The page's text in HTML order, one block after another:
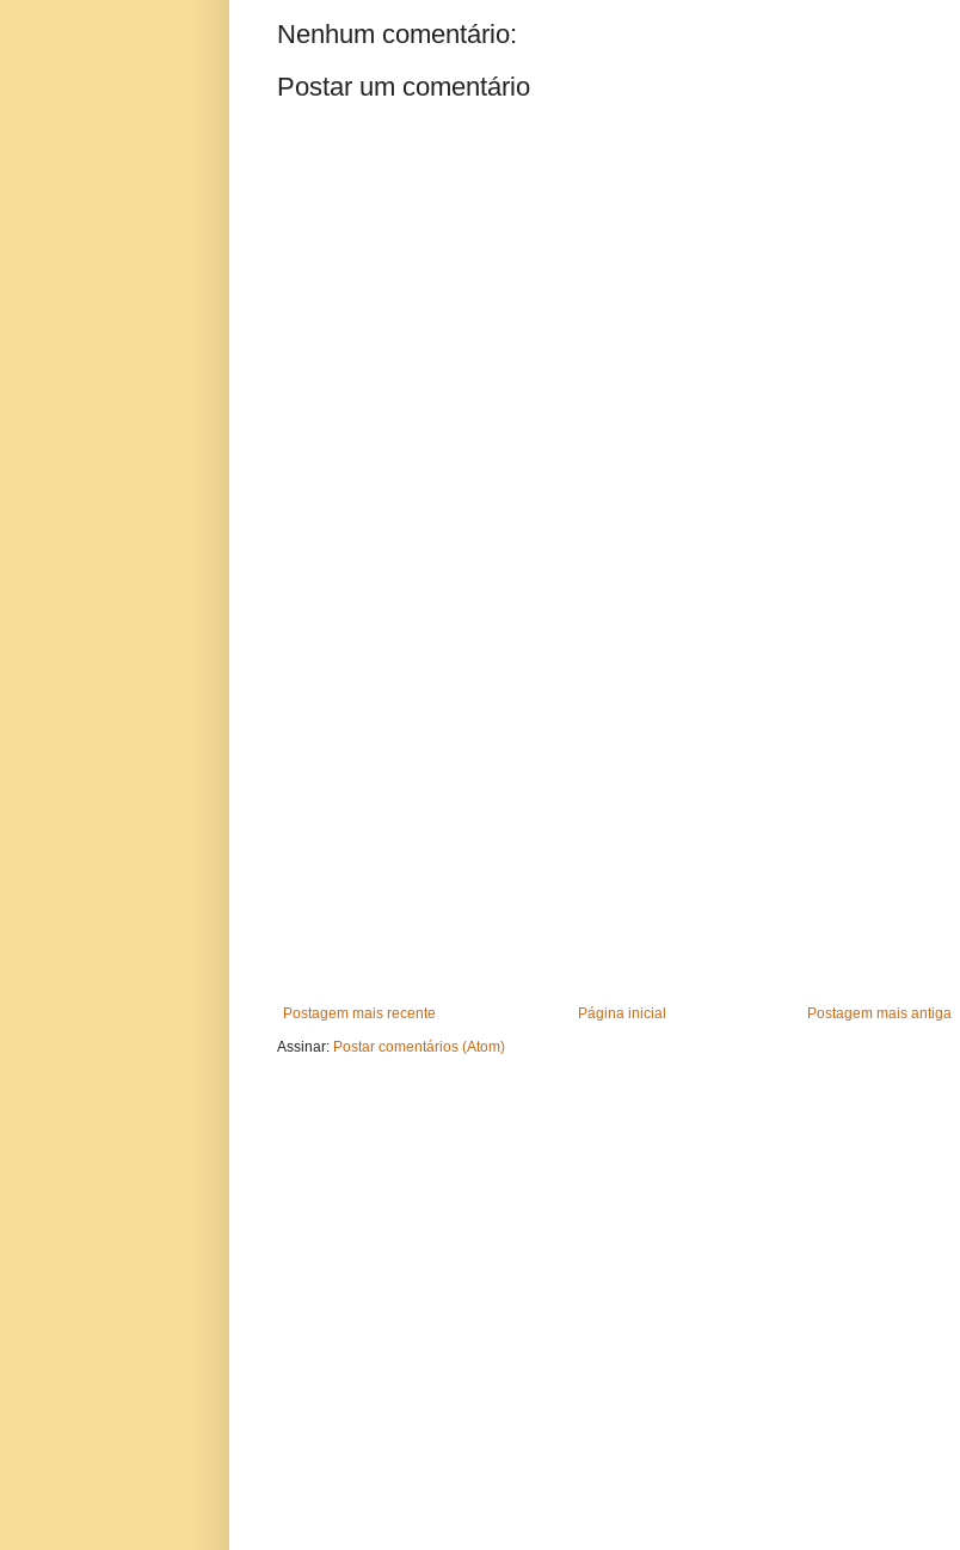
Nenhum comentário:
Postar um comentário
Postagem mais recente Postagem mais antiga
Página inicial
Assinar: Postar comentários (Atom)